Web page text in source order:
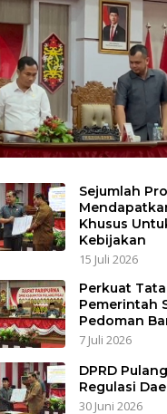
Sejumlah
Khusus
Kebijakan
15 Juli 2026
Perkuat
Pemerintah
Pedoman
7 Juli 2026
DPRD
Regulasi
30 Juni 2026